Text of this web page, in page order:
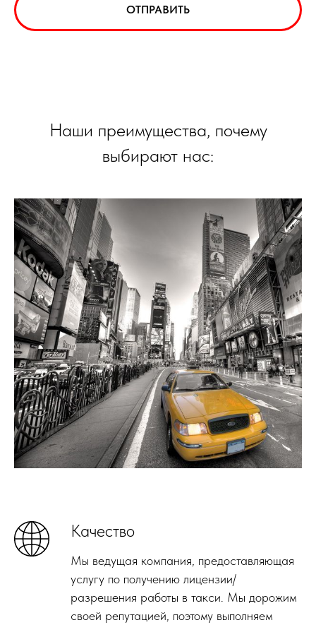
ОТПРАВИТЬ
Наши преимущества, почему
выбирают нас:
Качество
Мы ведущая компания, предоставляющая
услугу по получению лицензии/
разрешения работы в такси. Мы дорожим
своей репутацией, поэтому выполняем